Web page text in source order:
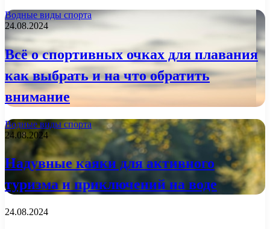
Водные виды спорта
24.08.2024
Всё о спортивных очках для плавания
как выбрать и на что обратить
внимание
Водные виды спорта
24.08.2024
Надувные каяки для активного
туризма и приключений на воде
24.08.2024